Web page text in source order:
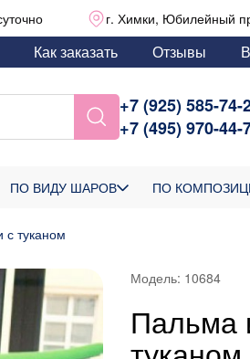
г. Химки, Юбилейный
Как заказать Отзывы
+7 (925) 585-74-
+7 (495) 970-44-
ПО ВИДУ ШАРОВ ПО
туканом
Модель: 10684
Пальма